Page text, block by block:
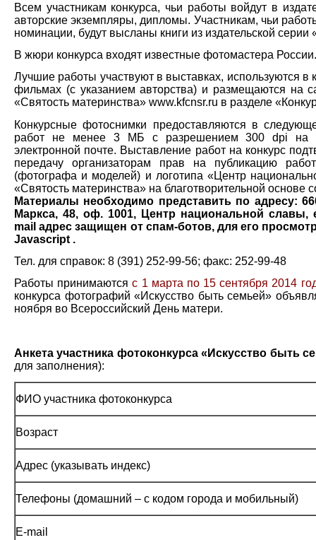
Всем участникам конкурса, чьи работы войдут в
авторские экземпляры, дипломы. Участникам, чьи
номинации, будут высланы книги из издательской серии
В жюри конкурса входят известные фотомастера России.
Лучшие работы участвуют в выставках, используются в
фильмах (c указанием авторства) и размещаются на
«Святость материнства» www.kfcnsr.ru в разделе
Конкурсные фотоснимки предоставляются в
работ не менее 3 МБ с разрешением 300 dpi на
электронной почте. Выставление работ на конкурс
передачу организаторам прав на публикацию
(фотографа и моделей) и логотипа «Центр
«Святость материнства» на благотворительной основе
Материалы необходимо представить по адресу:
Маркса, 48, оф. 1001, Центр национальной славы,
mail адрес защищен от спам-ботов, для его
Javascript .
Тел. для справок: 8 (391) 252-99-56; факс: 252-99-48
Работы принимаютсяс 1 марта по 15 сентября 2014
конкурса фотографий «Искусство быть семьей»
ноября во Всероссийский День матери.
Анкета участника фотоконкурса «Искусство быть
для заполнения):
ФИО участника фотоконкурса
Возраст
Адрес (указывать индекс)
Телефоны (домашний – с кодом города и мобильный)
E-mail